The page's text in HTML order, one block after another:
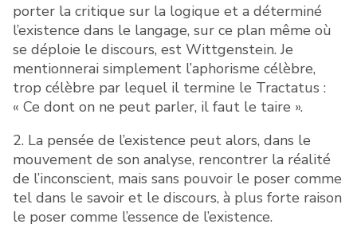
porter la critique sur la logique et a déterminé
l’existence dans le langage, sur ce plan même où
se déploie le discours, est Wittgenstein. Je
mentionnerai simplement l’aphorisme célèbre,
trop célèbre par lequel il termine le Tractatus :
« Ce dont on ne peut parler, il faut le taire ».
2. La pensée de l’existence peut alors, dans le
mouvement de son analyse, rencontrer la réalité
de l’inconscient, mais sans pouvoir le poser comme
tel dans le savoir et le discours, à plus forte raison
le poser comme l’essence de l’existence.